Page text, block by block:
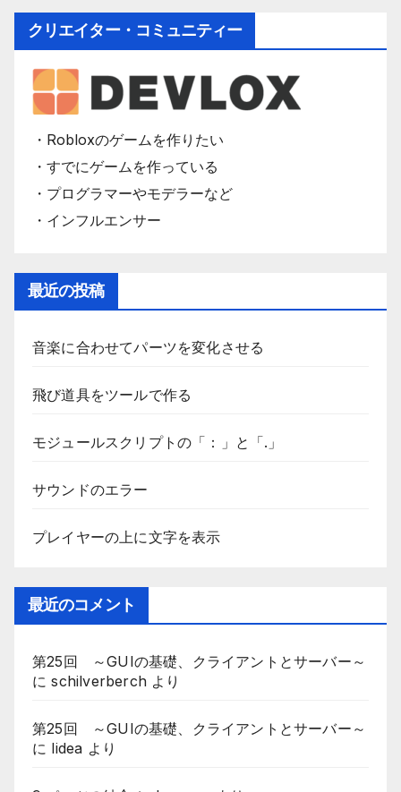
クリエイター・コミュニティー
・Robloxのゲームを作りたい
・すでにゲームを作っている
・プログラマーやモデラーなど
・インフルエンサー
最近の投稿
音楽に合わせてパーツを変化させる
飛び道具をツールで作る
モジュールスクリプトの「：」と「.」
サウンドのエラー
プレイヤーの上に文字を表示
最近のコメント
第25回 ～GUIの基礎、クライアントとサーバー～
にschilverberch より
第25回 ～GUIの基礎、クライアントとサーバー～
に lidea より